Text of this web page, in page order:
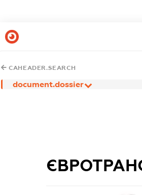
CAHEADER.SEARCH
document.dossier